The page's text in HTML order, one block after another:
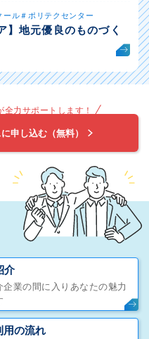
ル＃ポリテクセンター
】地元優良のものづく
力サポートします！
申し込む（無料）
介
業の間に入りあなたの魅力
用の流れ